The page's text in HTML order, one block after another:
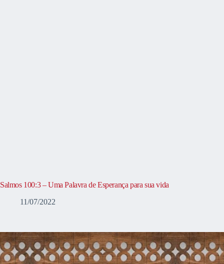
Salmos 100:3 – Uma Palavra de Esperança para sua vida
11/07/2022